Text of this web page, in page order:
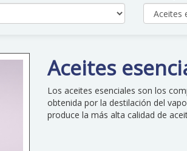
Aceites
Los aceites esenciales son los
obtenida por la destilación del
produce la más alta calidad de